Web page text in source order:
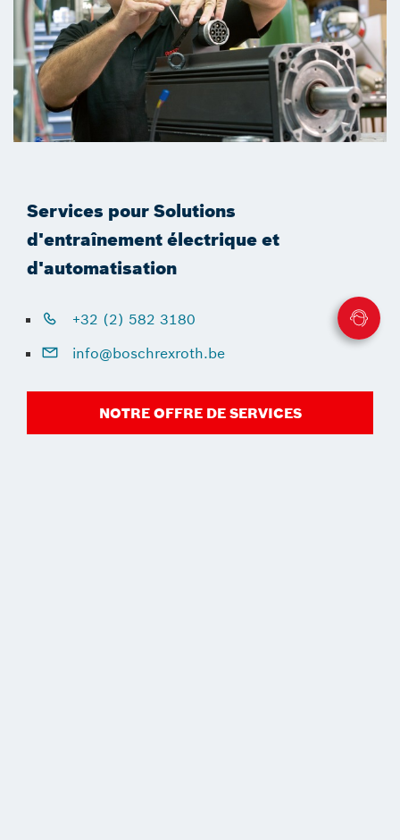
Services pour Solutions
d'entraînement électrique et
d'automatisation
+32 (2) 582 3180
info@boschrexroth.be
NOTRE OFFRE DE SERVICES